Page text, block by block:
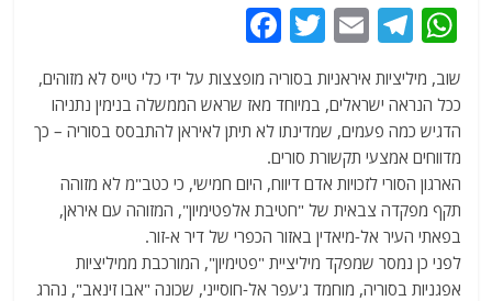
W
h
at
s
A
p
p
T
e
g
ra
m
E
ai
l
T
itt
er
c
e
o
o
k
שוב, מיליציות איראניות בסוריה מופצצות על ידי כלי טייס לא מזוהים,
ככל הנראה ישראלים, במיוחד מאז שראש הממשלה בנימין נתניהו
הדגיש כמה פעמים, שמדינתו לא תיתן לאיראן להתבסס בסוריה – כך
מדווחים אמצעי תקשורת סורים.
הארגון הסורי לזכויות אדם דיווח, היום חמישי, כי כטב"מ לא מזוהה
תקף מפקדה צבאית של "חטיבת אלפטימיון", המזוהה עם איראן,
בפאתי העיר אל-מיאדין באזור הכפרי של דיר א-זור.
לפני כן נמסר שמפקד מיליציית "פטימיון", המורכבת ממיליציות
אפגניות בסוריה, מוחמד ג'עפר אל-חוסייני, שכונה "אבו זינאב", נהרג